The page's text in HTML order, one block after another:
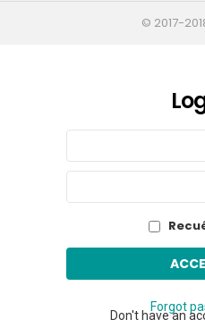
© 2017-
usuario
electrónico
Forgot
Don't have an